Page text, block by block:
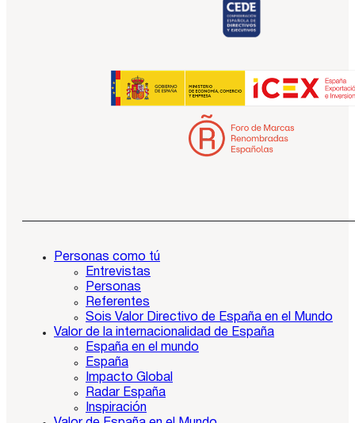
Personas como tú
Entrevistas
Personas
Referentes
Sois Valor Directivo de España en el Mundo
Valor de la internacionalidad de España
España en el mundo
España
Impacto Global
Radar España
Inspiración